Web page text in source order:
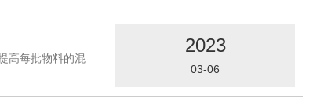
高每批物料的混
2023
03-06